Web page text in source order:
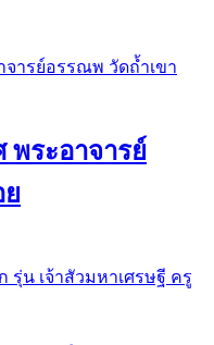
พระอาจารย์